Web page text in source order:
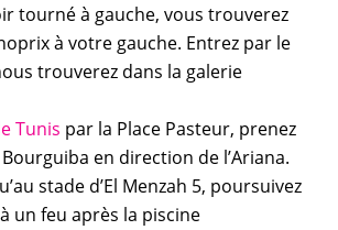
tourné à gauche, vous trouverez
à votre gauche. Entrez par le
trouverez dans la galerie
Tunis par la Place Pasteur, prenez
en direction de l’Ariana.
stade d’El Menzah 5, poursuivez
un feu après la piscine